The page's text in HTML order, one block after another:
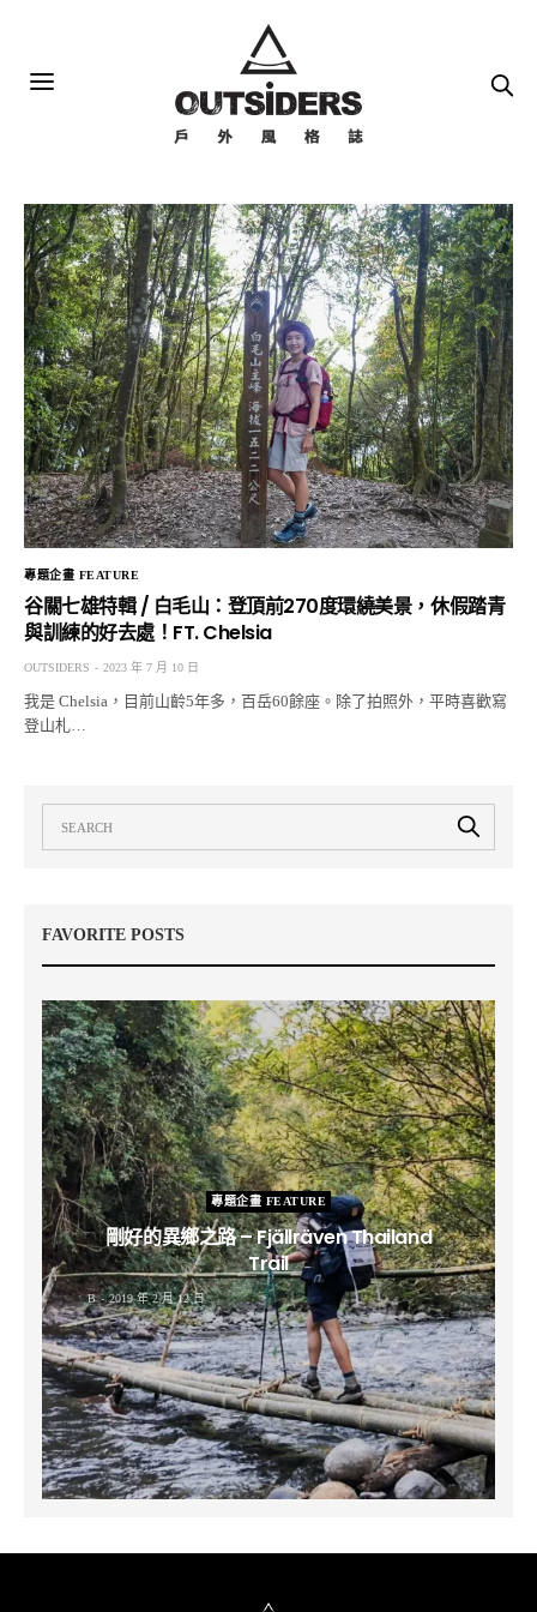
專題企畫 FEATURE
谷關七雄特輯 / 白毛山：登頂前270度環繞美景，休假踏青
與訓練的好去處！FT. Chelsia
OUTSIDERS 2023 年 7 月 10 日
我是 Chelsia，目前山齡5年多，百岳60餘座。除了拍照外，平時喜歡寫
登山札…
FAVORITE POSTS
專題企畫 FEATURE
剛好的異鄉之路 – Fjällräven Thailand
Trail
B 2019 年 2 月 12 日